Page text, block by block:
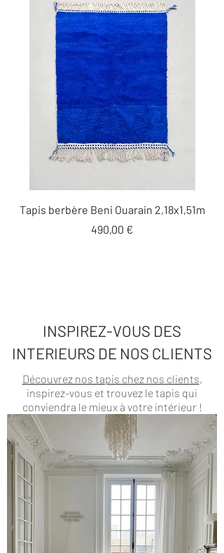
Tapis berbère Beni Ouarain 2,18x1,51m
Prix
490,00 €
INSPIREZ-VOUS DES
INTERIEURS DE NOS CLIENTS
Découvrez nos tapis chez nos clients,
inspirez-vous et trouvez le tapis qui
conviendra le mieux à votre intérieur !